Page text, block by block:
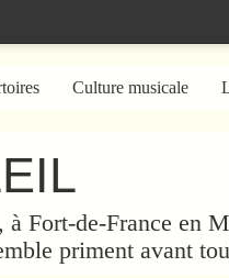
à Fort-de-France en
priment avant
Culture musicale